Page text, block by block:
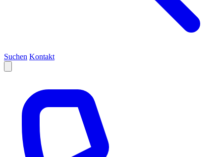
Suchen Kontakt